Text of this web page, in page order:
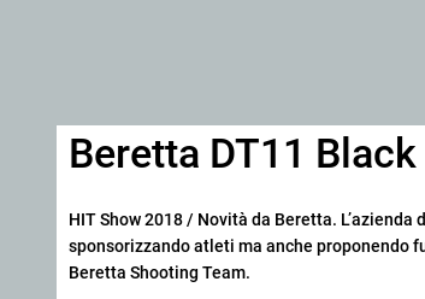
Beretta DT11
HIT Show 2018 / Novità da Beretta.
sponsorizzando atleti ma anche proponendo
Beretta Shooting Team.